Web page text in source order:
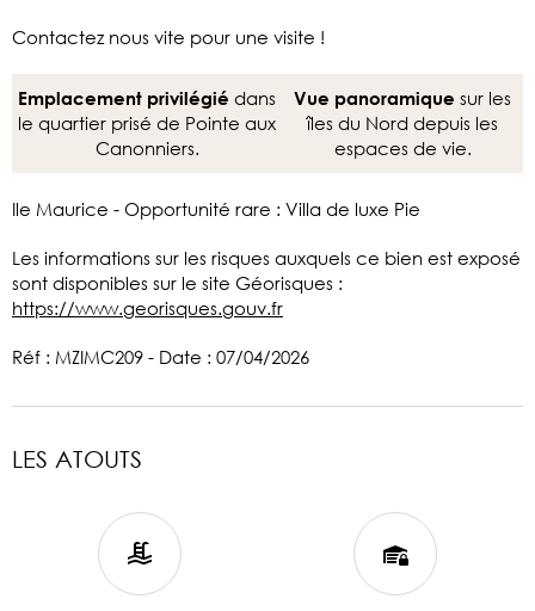
Contactez nous vite pour une visite !
Emplacement privilégié dans
le quartier prisé de Pointe aux
Canonniers.
Vue panoramique sur les
îles du Nord depuis les
espaces de vie.
Ile Maurice - Opportunité rare : Villa de luxe Pie
Les informations sur les risques auxquels ce bien est exposé
sont disponibles sur le site Géorisques :
https://www.georisques.gouv.fr
Réf : MZIMC209 - Date : 07/04/2026
LES ATOUTS